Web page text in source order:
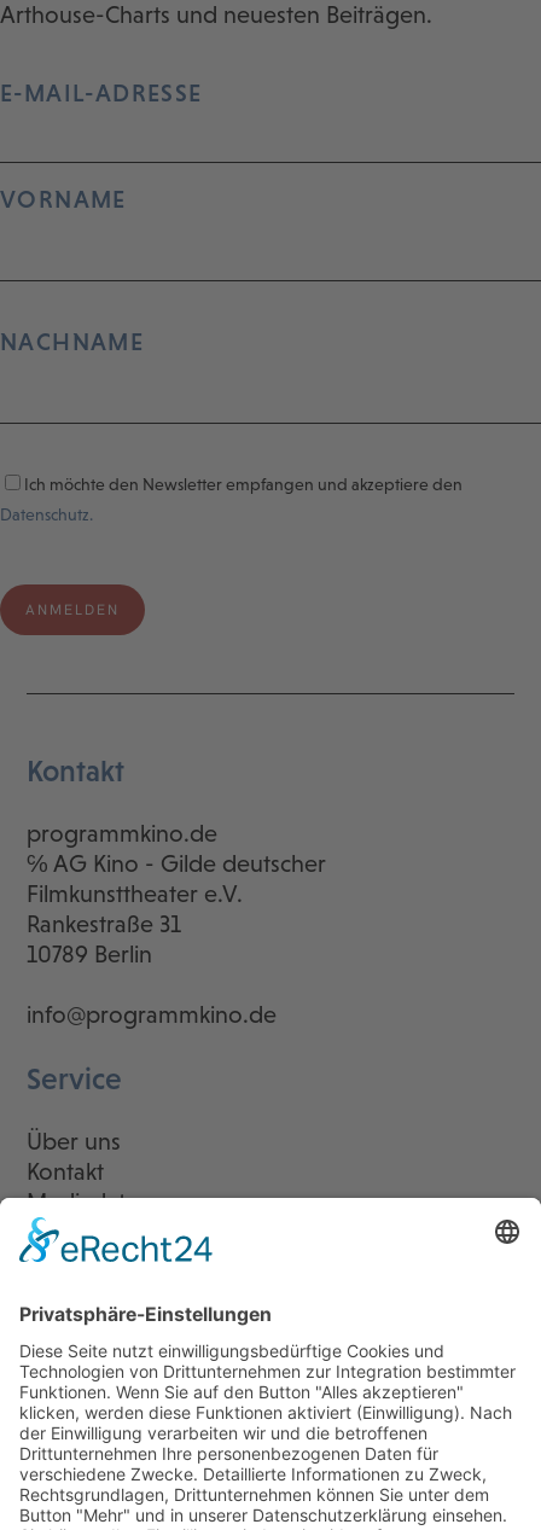
Arthouse-Charts und neuesten Beiträgen.
E-MAIL-ADRESSE
VORNAME
NACHNAME
Ich möchte den Newsletter empfangen und akzeptiere den
Datenschutz.
Kontakt
programmkino.de
℅ AG Kino - Gilde deutscher
Filmkunsttheater e.V.
Rankestraße 31
10789 Berlin
info@programmkino.de
Service
Über uns
Kontakt
Mediadaten
Newsletter
LogIn
Legal
Impressum
Datenschutzerklärung
Cookie-Einstellungen